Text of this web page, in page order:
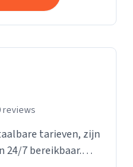
reviews
tarieven, zijn
24/7 bereikbaar.